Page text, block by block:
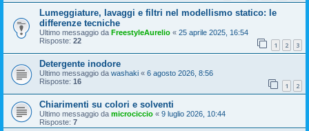
Lumeggiature, lavaggi e filtri nel modellismo statico: le
differenze tecniche
Ultimo messaggio da FreestyleAurelio « 25 aprile 2025, 16:54
Risposte: 22 1 2 3
Detergente inodore
Ultimo messaggio da washaki « 6 agosto 2026, 8:56
Risposte: 16 1 2
Chiarimenti su colori e solventi
Ultimo messaggio da microciccio « 9 luglio 2026, 10:44
Risposte: 7